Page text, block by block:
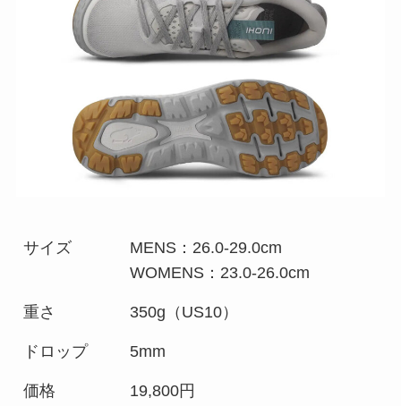
サイズ
MENS：26.0-29.0cm
WOMENS：23.0-26.0cm
重さ 350g（US10）
ドロップ 5mm
価格 19,800円